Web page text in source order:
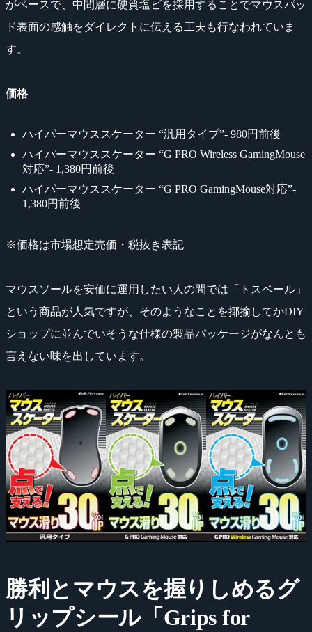
がベースで、中間層に硬質塩ビを採用することでマウスパッ
ド表面の感触をダイレクトに伝える工夫も行なわれていま
す。
価格
ハイパーマウススケーター “汎用タイプ”- 980円前後
ハイパーマウススケーター “G PRO Wireless GamingMouse
対応”- 1,380円前後
ハイパーマウススケーター “G PRO GamingMouse対応”-
1,380円前後
※価格は市場想定売価・税抜き表記
マウスソールを安価に運用したい人の間では「トスベール」
という商品が人気ですが、そのようなことを揶揄してかDIY
ショップに並んでいそうな仕様の製品パッケージがなんとも
言えない味を出しています。
勝利とマウスを握りしめるグ
リップシール「Grips for